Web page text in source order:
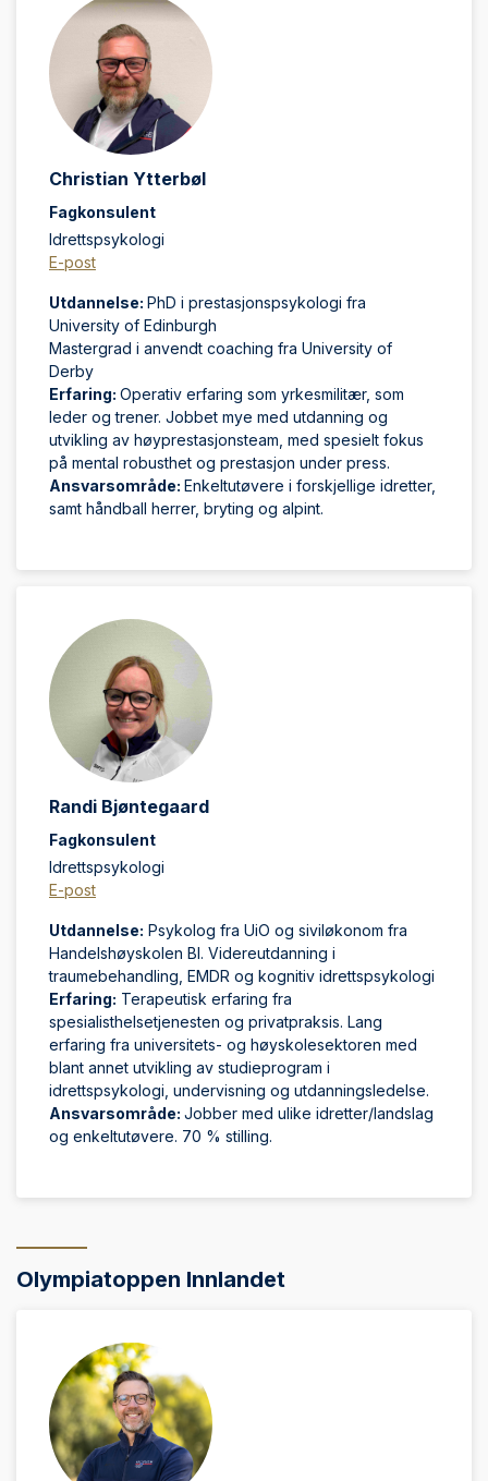
Christian Ytterbøl
Fagkonsulent
Idrettspsykologi
E-post
Utdannelse: PhD i prestasjonspsykologi fra
University of Edinburgh
Mastergrad i anvendt coaching fra University of
Derby
Erfaring: Operativ erfaring som yrkesmilitær, som
leder og trener. Jobbet mye med utdanning og
utvikling av høyprestasjonsteam, med spesielt fokus
på mental robusthet og prestasjon under press.
Ansvarsområde: Enkeltutøvere i forskjellige idretter,
samt håndball herrer, bryting og alpint.
Randi Bjøntegaard
Fagkonsulent
Idrettspsykologi
E-post
Utdannelse: Psykolog fra UiO og siviløkonom fra
Handelshøyskolen BI. Videreutdanning i
traumebehandling, EMDR og kognitiv idrettspsykologi
Erfaring: Terapeutisk erfaring fra
spesialisthelsetjenesten og privatpraksis. Lang
erfaring fra universitets- og høyskolesektoren med
blant annet utvikling av studieprogram i
idrettspsykologi, undervisning og utdanningsledelse.
Ansvarsområde: Jobber med ulike idretter/landslag
og enkeltutøvere. 70 % stilling.
Olympiatoppen Innlandet